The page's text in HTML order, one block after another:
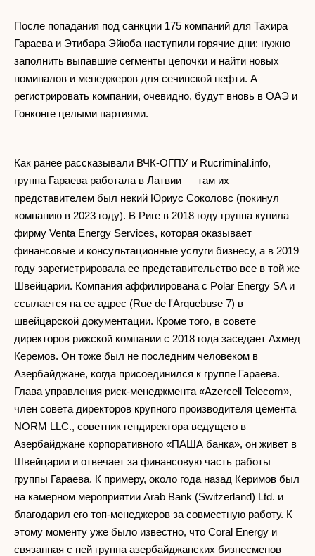
После попадания под санкции 175 компаний для Тахира
Гараева и Этибара Эйюба наступили горячие дни: нужно
заполнить выпавшие сегменты цепочки и найти новых
номиналов и менеджеров для сечинской нефти. А
регистрировать компании, очевидно, будут вновь в ОАЭ и
Гонконге целыми партиями.
Как ранее рассказывали ВЧК-ОГПУ и Rucriminal.info,
группа Гараева работала в Латвии — там их
представителем был некий Юриус Соколовс (покинул
компанию в 2023 году). В Риге в 2018 году группа купила
фирму Venta Energy Services, которая оказывает
финансовые и консультационные услуги бизнесу, а в 2019
году зарегистрировала ее представительство все в той же
Швейцарии. Компания аффилирована с Polar Energy SA и
ссылается на ее адрес (Rue de l'Arquebuse 7) в
швейцарской документации. Кроме того, в совете
директоров рижской компании с 2018 года заседает Ахмед
Керемов. Он тоже был не последним человеком в
Азербайджане, когда присоединился к группе Гараева.
Глава управления риск-менеджмента «Azercell Telecom»,
член совета директоров крупного производителя цемента
NORM LLC., советник гендиректора ведущего в
Азербайджане корпоративного «ПАША банка», он живет в
Швейцарии и отвечает за финансовую часть работы
группы Гараева. К примеру, около года назад Керимов был
на камерном мероприятии Arab Bank (Switzerland) Ltd. и
благодарил его топ-менеджеров за совместную работу. К
этому моменту уже было известно, что Coral Energy и
связанная с ней группа азербайджанских бизнесменов